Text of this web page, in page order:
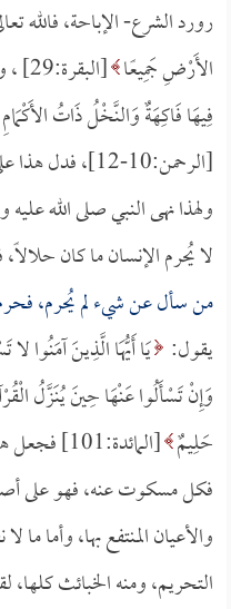
رورد الشرع- الإباحة، فالله
الأَرْضِ جَمِيعًا [البقرة:29] ، ويقول:
فِيهَا فَاكِهَةٌ وَالنَّخْلُ ذَاتُ
[الرحمن:10-12]، فدل هذا على إباحة كل ذلك.
ولهذا نهى النبي صلى الله
لا يُحرم الإنسان ما كان
من سأل عن شيء لم يُحرم،
يقول: يَا أَيُّهَا الَّذِينَ آمَنُوا
وَإِنْ تَسْأَلُوا عَنْهَا حِينَ يُنَزَّلُ
حَلِيمٌ [المائدة:101] فجعل هذا من العفو، الذي هو المباح.
فكل مسكوت عنه، فهو على
والأعيان المنتفع بها، وأما
التحريم، ومنه الخبائث كلها،